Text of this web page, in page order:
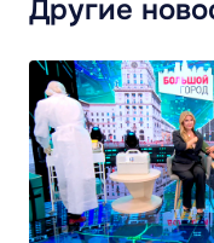
Другие